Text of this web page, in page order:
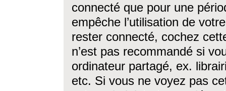
connecté que pour une
empêche l’utilisation de
rester connecté, cochez
n’est pas recommandé si
ordinateur partagé, ex.
etc. Si vous ne voyez pas